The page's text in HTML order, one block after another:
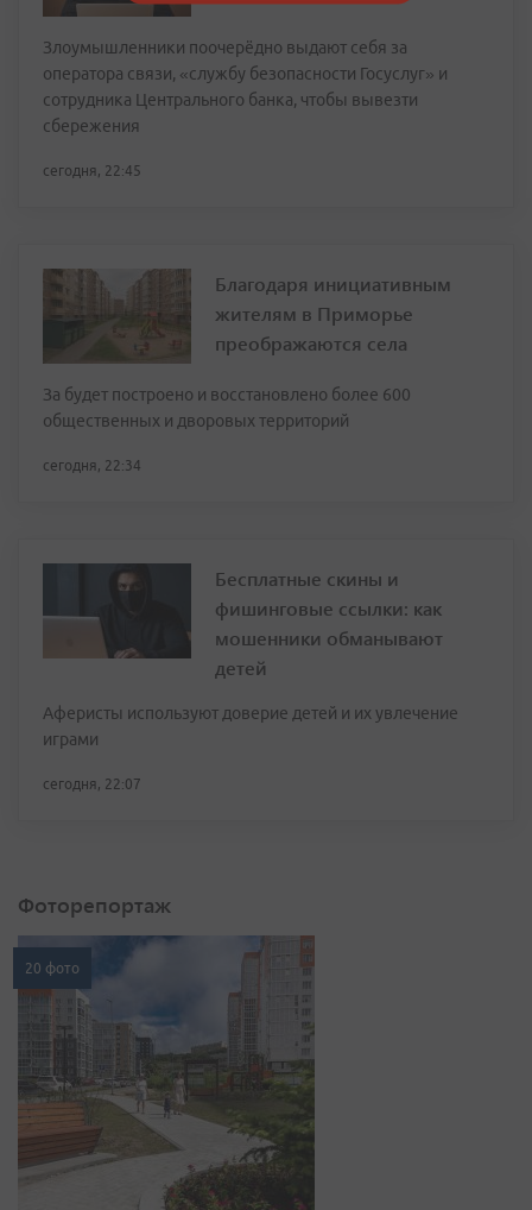
Злоумышленники поочерёдно выдают себя за
оператора связи, «службу безопасности Госуслуг» и
сотрудника Центрального банка, чтобы вывезти
сбережения
сегодня, 22:45
Благодаря инициативным
жителям в Приморье
преображаются села
За будет построено и восстановлено более 600
общественных и дворовых территорий
сегодня, 22:34
Бесплатные скины и
фишинговые ссылки: как
мошенники обманывают
детей
Аферисты используют доверие детей и их увлечение
играми
сегодня, 22:07
Фоторепортаж
20 фото